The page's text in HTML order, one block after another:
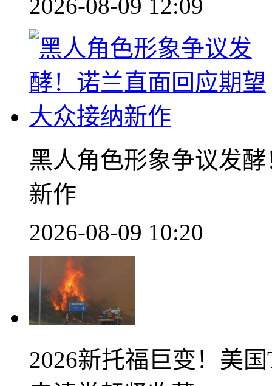
2026-08-09 12:09
黑人角色形象争议发
新作
2026-08-09 10:20
2026新托福巨变！美